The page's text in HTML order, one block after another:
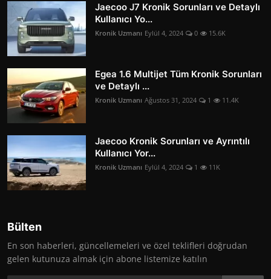
Jaecoo J7 Kronik Sorunları ve Detaylı
Kullanıcı Yo...
Kronik Uzmanı Eylül 4, 2024 0 15.6K
Egea 1.6 Multijet Tüm Kronik Sorunları
ve Detaylı ...
Kronik Uzmanı Ağustos 31, 2024 1 11.4K
Jaecoo Kronik Sorunları ve Ayrıntılı
Kullanıcı Yor...
Kronik Uzmanı Eylül 4, 2024 1 11K
Bülten
En son haberleri, güncellemeleri ve özel teklifleri doğrudan
gelen kutunuza almak için abone listemize katılın